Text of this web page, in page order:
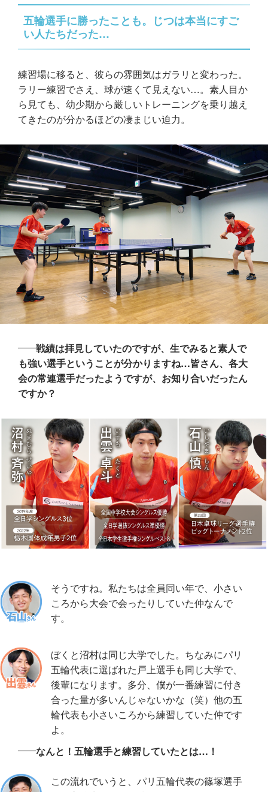
五輪選手に勝ったことも。じつは本当にすご
い人たちだった…
練習場に移ると、彼らの雰囲気はガラリと変わった。
ラリー練習でさえ、球が速くて見えない…。素人目か
ら見ても、幼少期から厳しいトレーニングを乗り越え
てきたのが分かるほどの凄まじい迫力。
戦績は拝見していたのですが、生でみると素人で
も強い選手ということが分かりますね…皆さん、各大
会の常連選手だったようですが、お知り合いだったん
ですか？
そうですね。私たちは全員同い年で、小さい
ころから大会で会ったりしていた仲なんで
す。
ぼくと沼村は同じ大学でした。ちなみにパリ
五輪代表に選ばれた戸上選手も同じ大学で、
後輩になります。多分、僕が一番練習に付き
合った量が多いんじゃないかな（笑）他の五
輪代表も小さいころから練習していた仲です
よ。
なんと！五輪選手と練習していたとは…！
この流れでいうと、パリ五輪代表の篠塚選手